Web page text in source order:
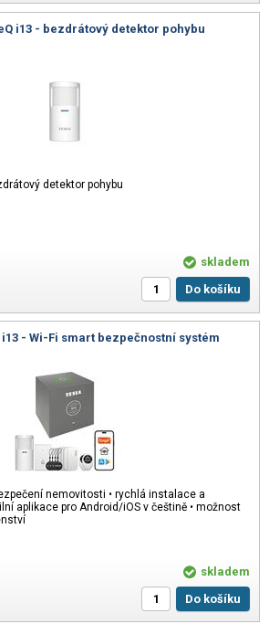
i13 - bezdrátový detektor pohybu
detektor pohybu
skladem
Do košíku
i13 - Wi-Fi smart bezpečnostní systém
nemovitosti • rychlá instalace a
aplikace pro Android/iOS v češtině • možnost
skladem
Do košíku